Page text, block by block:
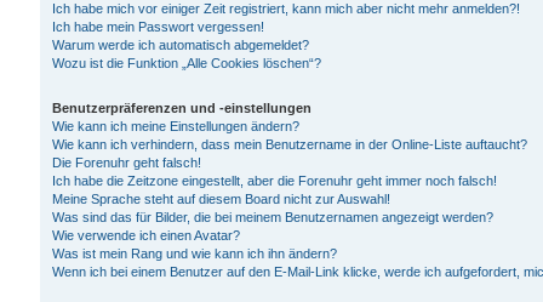
Ich habe mich vor einiger Zeit registriert, kann mich aber nicht mehr anmelden?!
Ich habe mein Passwort vergessen!
Warum werde ich automatisch abgemeldet?
Wozu ist die Funktion „Alle Cookies löschen“?
Benutzerpräferenzen und -einstellungen
Wie kann ich meine Einstellungen ändern?
Wie kann ich verhindern, dass mein Benutzername in der Online-Liste auftaucht?
Die Forenuhr geht falsch!
Ich habe die Zeitzone eingestellt, aber die Forenuhr geht immer noch falsch!
Meine Sprache steht auf diesem Board nicht zur Auswahl!
Was sind das für Bilder, die bei meinem Benutzernamen angezeigt werden?
Wie verwende ich einen Avatar?
Was ist mein Rang und wie kann ich ihn ändern?
Wenn ich bei einem Benutzer auf den E-Mail-Link klicke, werde ich aufgefordert,